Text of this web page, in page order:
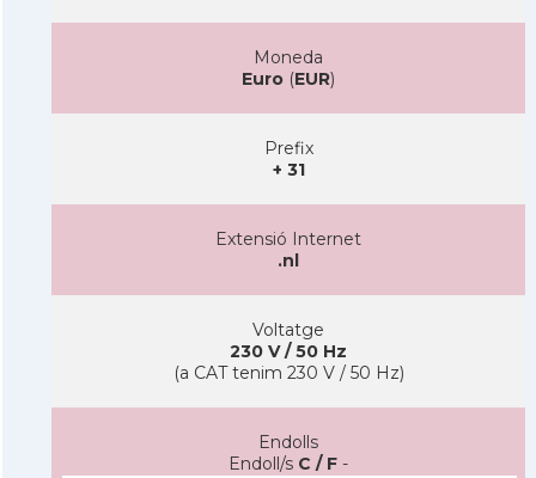
Moneda
Euro (EUR)
Prefix
+ 31
Extensió Internet
.nl
Voltatge
230 V / 50 Hz
(a CAT tenim 230 V / 50 Hz)
Endolls
Endoll/s C / F -